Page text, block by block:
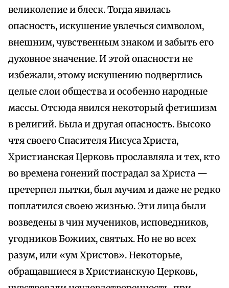
великолепие и блеск. Тогда явилась
опасность, искушение увлечься символом,
внешним, чувственным знаком и забыть его
духовное значение. И этой опасности не
избежали, этому искушению подверглись
целые слои общества и особенно народные
массы. Отсюда явился некоторый фетишизм
в религий. Была и другая опасность. Высоко
чтя своего Спасителя Иисуса Христа,
Христианская Церковь прославляла и тех, кто
во времена гонений пострадал за Христа —
претерпел пытки, был мучим и даже не редко
поплатился своею жизнью. Эти лица были
возведены в чин мучеников, исповедников,
угодников Божиих, святых. Но не во всех
разум, или «ум Христов». Некоторые,
обращавшиеся в Христианскую Церковь,